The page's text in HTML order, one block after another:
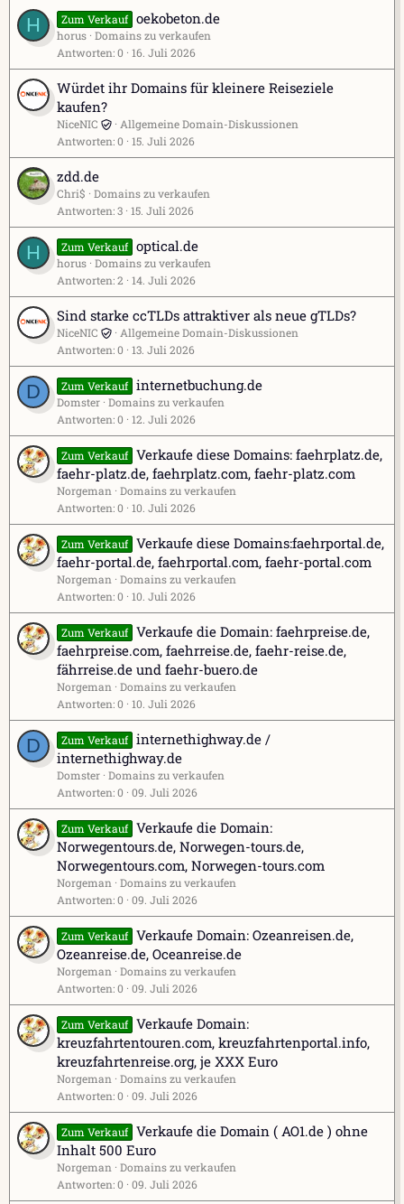
g
n
H Zum Verkauf oekobeton.de
horus Domains zu verkaufen
Antworten 0 16. Juli 2026
Würdet ihr Domains für kleinere Reiseziele
kaufen?
NiceNIC
Allgemeine Domain-Diskussionen
Antworten 0 15. Juli 2026
zdd.de
Chri$
Domains zu verkaufen
Antworten 3 15. Juli 2026
H Zum Verkauf optical.de
horus Domains zu verkaufen
Antworten 2 14. Juli 2026
Sind starke ccTLDs attraktiver als neue gTLDs?
NiceNIC
Allgemeine Domain-Diskussionen
Antworten 0 13. Juli 2026
D Zum Verkauf internetbuchung.de
Domster Domains zu verkaufen
Antworten 0 12. Juli 2026
Zum Verkauf Verkaufe diese Domains: faehrplatz.de,
faehr-platz.de, faehrplatz.com, faehr-platz.com
Norgeman
Domains zu verkaufen
Antworten 0 10. Juli 2026
Zum Verkauf Verkaufe diese Domains:faehrportal.de,
faehr-portal.de, faehrportal.com, faehr-portal.com
Norgeman
Domains zu verkaufen
Antworten 0 10. Juli 2026
Zum Verkauf Verkaufe die Domain: faehrpreise.de,
faehrpreise.com, faehrreise.de, faehr-reise.de,
fährreise.de und faehr-buero.de
Norgeman
Domains zu verkaufen
Antworten 0 10. Juli 2026
D Zum Verkauf internethighway.de /
internethighway.de
Domster Domains zu verkaufen
Antworten 0 09. Juli 2026
Zum Verkauf Verkaufe die Domain:
Norwegentours.de, Norwegen-tours.de,
Norwegentours.com, Norwegen-tours.com
Norgeman
Domains zu verkaufen
Antworten 0 09. Juli 2026
Zum Verkauf Verkaufe Domain: Ozeanreisen.de,
Ozeanreise.de, Oceanreise.de
Norgeman
Domains zu verkaufen
Antworten 0 09. Juli 2026
Zum Verkauf Verkaufe Domain:
kreuzfahrtentouren.com, kreuzfahrtenportal.info,
kreuzfahrtenreise.org, je XXX Euro
Norgeman
Domains zu verkaufen
Antworten 0 09. Juli 2026
Zum Verkauf Verkaufe die Domain ( AO1.de ) ohne
Inhalt 500 Euro
Norgeman
Domains zu verkaufen
Antworten 0 09. Juli 2026